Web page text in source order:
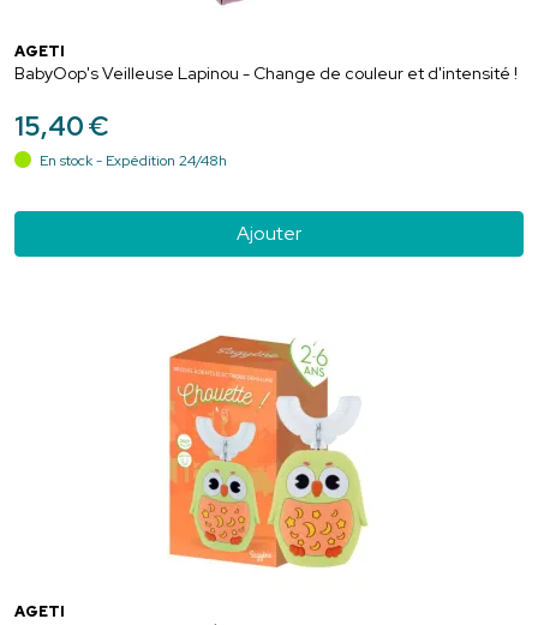
AGETI
BabyOop's Veilleuse Lapinou - Change de couleur et d'intensité !
15,40€
En stock - Expédition 24/48h
Ajouter
AGETI